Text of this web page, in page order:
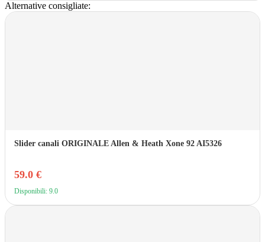
Alternative consigliate:
Slider canali ORIGINALE Allen & Heath Xone 92 AI5326
59.0 €
Disponibili: 9.0